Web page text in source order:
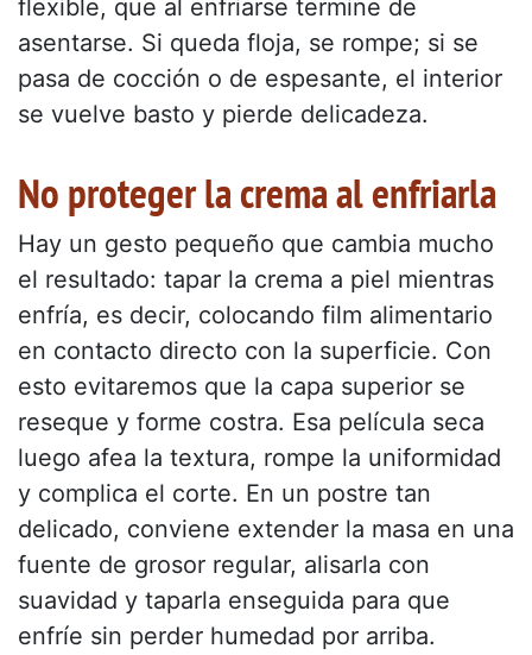
flexible, que al enfriarse termine de
asentarse. Si queda floja, se rompe; si se
pasa de cocción o de espesante, el interior
se vuelve basto y pierde delicadeza.
No proteger la crema al enfriarla
Hay un gesto pequeño que cambia mucho
el resultado: tapar la crema a piel mientras
enfría, es decir, colocando film alimentario
en contacto directo con la superficie. Con
esto evitaremos que la capa superior se
reseque y forme costra. Esa película seca
luego afea la textura, rompe la uniformidad
y complica el corte. En un postre tan
delicado, conviene extender la masa en una
fuente de grosor regular, alisarla con
suavidad y taparla enseguida para que
enfríe sin perder humedad por arriba.